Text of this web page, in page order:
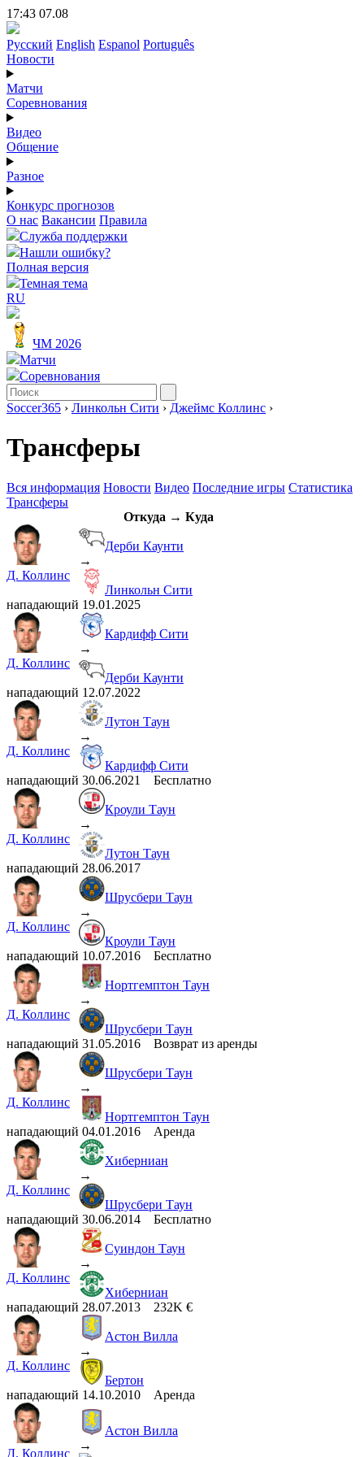
17:43 07.08
Русский English Espanol Português
Новости
Матчи
Соревнования
Видео
Общение
Разное
Конкурс прогнозов
О нас Вакансии Правила
Служба поддержки
Нашли ошибку?
Полная версия
Темная тема
RU
ЧМ 2026
Матчи
Соревнования
Soccer365 › Линкольн Сити › Джеймс Коллинс ›
Трансферы
Вся информация Новости Видео Последние игры Статистика
Трансферы
Откуда → Куда
Д. Коллинс
нападающий
Дерби Каунти
→
Линкольн Сити
19.01.2025
Д. Коллинс
нападающий
Кардифф Сити
→
Дерби Каунти
12.07.2022
Д. Коллинс
нападающий
Лутон Таун
→
Кардифф Сити
30.06.2021 Бесплатно
Д. Коллинс
нападающий
Кроули Таун
→
Лутон Таун
28.06.2017
Д. Коллинс
нападающий
Шрусбери Таун
→
Кроули Таун
10.07.2016 Бесплатно
Д. Коллинс
нападающий
Нортгемптон Таун
→
Шрусбери Таун
31.05.2016 Возврат из аренды
Д. Коллинс
нападающий
Шрусбери Таун
→
Нортгемптон Таун
04.01.2016 Аренда
Д. Коллинс
нападающий
Хиберниан
→
Шрусбери Таун
30.06.2014 Бесплатно
Д. Коллинс
нападающий
Суиндон Таун
→
Хиберниан
28.07.2013 232K €
Д. Коллинс
нападающий
Астон Вилла
→
Бертон
14.10.2010 Аренда
Д. Коллинс
Астон Вилла
→